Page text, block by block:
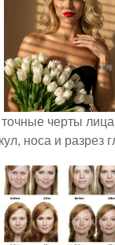
черты
носа и разрез